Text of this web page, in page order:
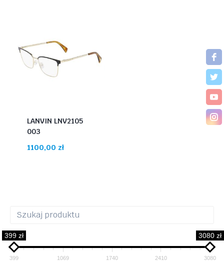
LANVIN LNV2105
003
1100,00 zł
399 zł 3080 zł
399 1069 1740 2410 3080